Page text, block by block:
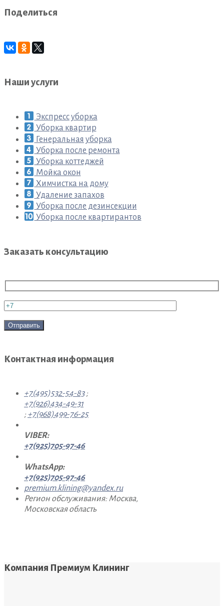
Поделиться
Наши услуги
Экспресс уборка
Уборка квартир
Генеральная уборка
Уборка после ремонта
Уборка коттеджей
Мойка окон
Химчистка на дому
Удаление запахов
Уборка после дезинсекции
Уборка после квартирантов
Заказать консультацию
Контактная информация
+7(495)532-54-83 ;
+7(926)434-49-31
; +7(968)499-76-25
VIBER:
+7(925)705-97-46
WhatsApp:
+7(925)705-97-46
premium.klining@yandex.ru
Регион обслуживания: Москва,
Московская область
Компания Премиум Клининг